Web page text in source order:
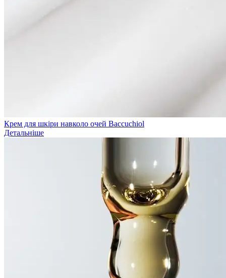
Крем для шкіри навколо очей Baccuchiol
Детальніше